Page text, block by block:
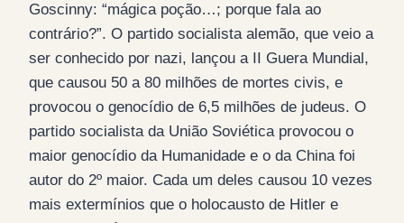
Goscinny: “mágica poção…; porque fala ao
contrário?”. O partido socialista alemão, que veio a
ser conhecido por nazi, lançou a II Guera Mundial,
que causou 50 a 80 milhões de mortes civis, e
provocou o genocídio de 6,5 milhões de judeus. O
partido socialista da União Soviética provocou o
maior genocídio da Humanidade e o da China foi
autor do 2º maior. Cada um deles causou 10 vezes
mais extermínios que o holocausto de Hitler e